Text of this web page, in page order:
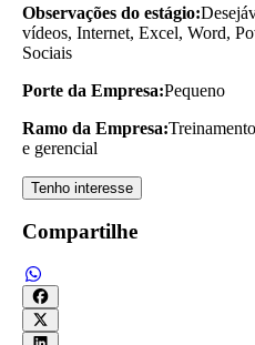
Observações do estágio:
vídeos, Internet, Excel, Word,
Sociais
Porte da Empresa:Pequeno
Ramo da Empresa:
e gerencial
Tenho interesse
Compartilhe